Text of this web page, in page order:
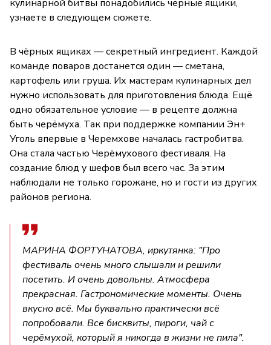
кулинарной битвы понадобились чёрные ящики,
узнаете в следующем сюжете.
В чёрных ящиках — секретный ингредиент. Каждой
команде поваров достанется один — сметана,
картофель или груша. Их мастерам кулинарных дел
нужно использовать для приготовления блюда. Ещё
одно обязательное условие — в рецепте должна
быть черёмуха. Так при поддержке компании Эн+
Уголь впервые в Черемхове началась гастробитва.
Она стала частью Черёмухового фестиваля. На
создание блюд у шефов был всего час. За этим
наблюдали не только горожане, но и гости из других
районов региона.
МАРИНА ФОРТУНАТОВА, иркутянка: "Про
фестиваль очень много слышали и решили
посетить. И очень довольны. Атмосфера
прекрасная. Гастрономические моменты. Очень
вкусно всё. Мы буквально практически всё
попробовали. Все бисквиты, пироги, чай с
черёмухой, который я никогда в жизни не пила".